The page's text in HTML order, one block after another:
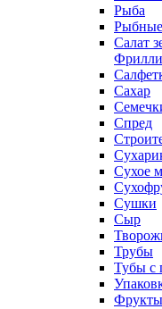
Рыба
Салат
Сахар
Спред
Сухое
Сушки
Сыр
Трубы
Тубы с
Фрукты